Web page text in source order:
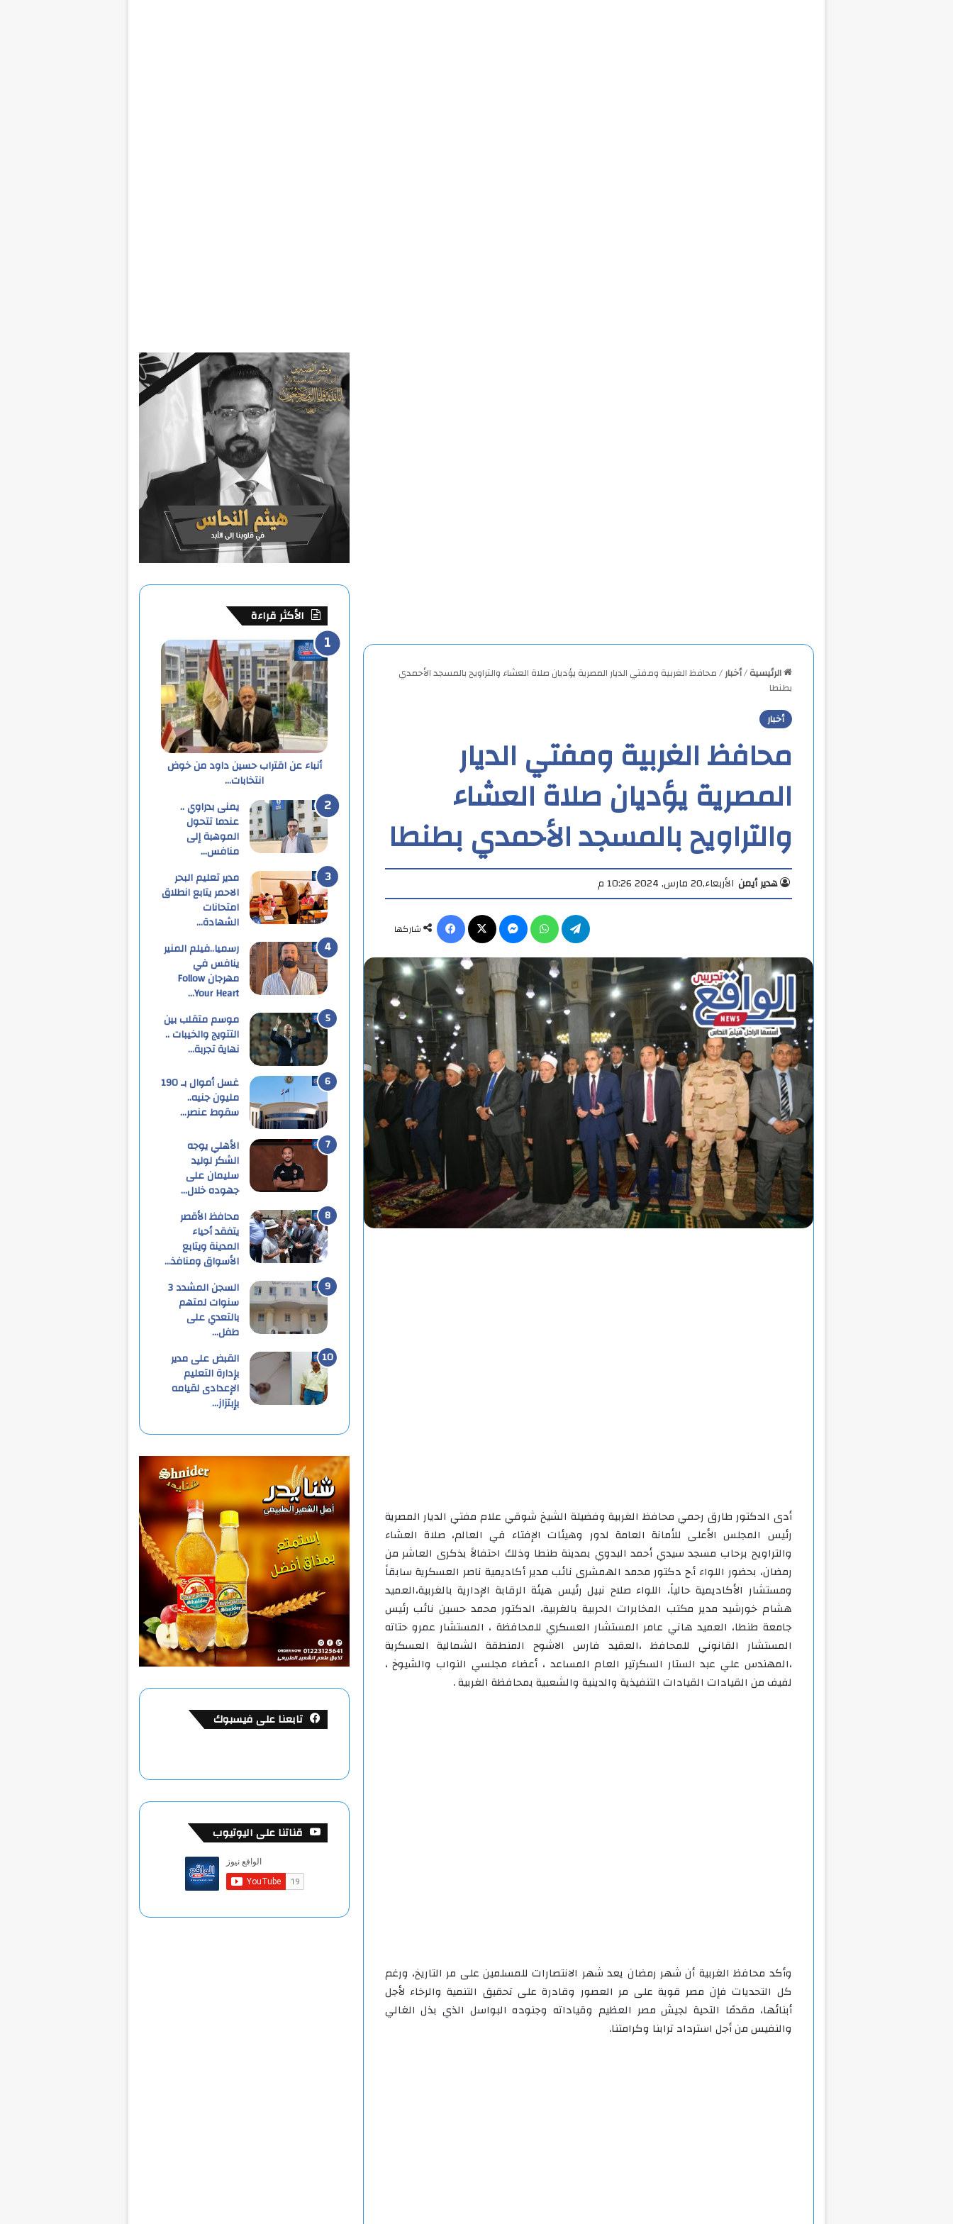
الرئيسية/أخبار/محافظ الغربية ومفتي الديار المصرية يؤديان صلاة العشاء والتراويح بالمسجد الأحمدي
بطنطا
أخبار
محافظ الغربية ومفتي الديار
المصرية يؤديان صلاة العشاء
والتراويح بالمسجد الأحمدي بطنطا
هدير أيمن الأربعاء,20 مارس, 2024 10:26 م
شاركها
ماسنجر واتساب تيلقرام
أدى الدكتور طارق رحمي محافظ الغربية وفضيلة الشيخ شوقي علام مفتي الديار المصرية
رئيس المجلس الأعلى للأمانة العامة لدور وهيئات الإفتاء في العالم، صلاة العشاء
والتراويح برحاب مسجد سيدي أحمد البدوي بمدينة طنطا وذلك احتفالاً بذكرى العاشر من
رمضان، بحضور اللواء أ.ح دكتور محمد الهمشرى نائب مدير أكاديمية ناصر العسكرية سابقاً
ومستشار الأكاديمية حالياً، اللواء صلاح نبيل رئيس هيئة الرقابة الإدارية بالغربية،العميد
هشام خورشيد مدير مكتب المخابرات الحربية بالغربية، الدكتور محمد حسين نائب رئيس
جامعة طنطا، العميد هاني عامر المستشار العسكري للمحافظة ، المستشار عمرو حتاته
المستشار القانوني للمحافظ ،العقيد فارس الاشوح المنطقة الشمالية العسكرية
،المهندس علي عبد الستار السكرتير العام المساعد ، أعضاء مجلسي النواب والشيوخ ،
لفيف من القيادات القيادات التنفيذية والدينية والشعبية بمحافظة الغربية .
وأكد محافظ الغربية أن شهر رمضان يعد شهر الانتصارات للمسلمين على مر التاريخ، ورغم
كل التحديات فإن مصر قوية على مر العصور وقادرة على تحقيق التنمية والرخاء لأجل
أبنائها، مقدمًا التحية لجيش مصر العظيم وقياداته وجنوده البواسل الذي بذل الغالي
والنفيس من أجل استرداد ترابنا وكرامتنا.
الأكثر قراءة
أنباء عن اقتراب حسين داود من خوض
انتخابات…
يمنى بدراوي ..
عندما تتحول
الموهبة إلى
منافس…
مدير تعليم البحر
الاحمر يتابع انطلاق
امتحانات
الشهادة…
رسميا..فيلم المنير
ينافس في
مهرجان Follow
Your Heart…
موسم متقلب بين
التتويج والخيبات ..
نهاية تجربة…
غسل أموال بـ 190
مليون جنيه..
سقوط عنصر…
الأهلي يوجه
الشكر لوليد
سليمان على
جهوده خلال…
محافظ الأقصر
يتفقد أحياء
المدينة ويتابع
الأسواق ومنافذ…
السجن المشدد 3
سنوات لمتهم
بالتعدي على
طفل…
القبض على مدير
بإدارة التعليم
الإعدادى لقيامه
بإبتزاز…
تابعنا على فيسبوك
قناتنا على اليوتيوب